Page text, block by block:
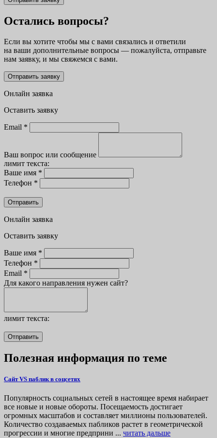
Остались вопросы?
Если вы хотите чтобы мы с вами связались и ответили
на ваши дополнительные вопросы — пожалуйста, отправьте
нам заявку, и мы свяжемся с вами.
Отправить заявку
Онлайн заявка
Оставить заявку
Email *
Ваш вопрос или сообщение
лимит текста:
Ваше имя *
Телефон *
Отправить
Онлайн заявка
Оставить заявку
Ваше имя *
Телефон *
Email *
Для какого направления нужен сайт?
лимит текста:
Отправить
Полезная информация по теме
Сайт VS паблик в соцсетях
Популярность социальных сетей в настоящее время набирает
все новые и новые обороты. Посещаемость достигает
огромных масштабов и составляет миллионы пользователей.
Количество создаваемых пабликов растет в геометрической
прогрессии и многие предприни ... читать дальше